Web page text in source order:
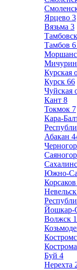
Ярцево 3
Вязьма 3
Тамбов
Курская
Курск 66
Чуйская
Кант 8
Токмок 7
Кара-
Абакан
Южно-
Корсаков
Невельск
Йошкар-
Волжск
Кострома
Буй 4
Нерехта